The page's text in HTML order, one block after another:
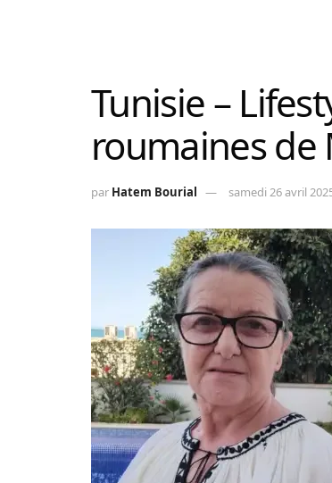
Tunisie –
roumaines de
par Hatem Bourial samedi 26 avril